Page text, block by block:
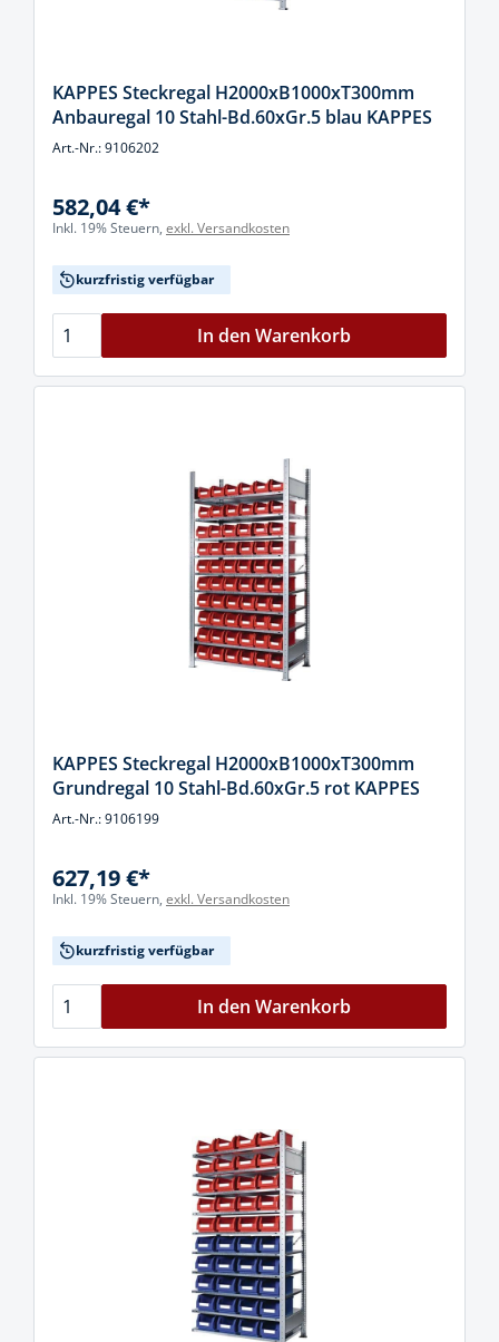
KAPPES Steckregal H2000xB1000xT300mm
Anbauregal 10 Stahl-Bd.60xGr.5 blau KAPPES
Art.-Nr.: 9106202
582,04 €*
Inkl. 19% Steuern, exkl. Versandkosten
kurzfristig verfügbar
In den Warenkorb
KAPPES Steckregal H2000xB1000xT300mm
Grundregal 10 Stahl-Bd.60xGr.5 rot KAPPES
Art.-Nr.: 9106199
627,19 €*
Inkl. 19% Steuern, exkl. Versandkosten
kurzfristig verfügbar
In den Warenkorb